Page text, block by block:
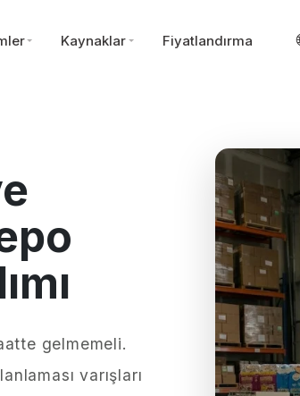
Kaynaklar Fiyatlandırma
gelmemeli.
varışları